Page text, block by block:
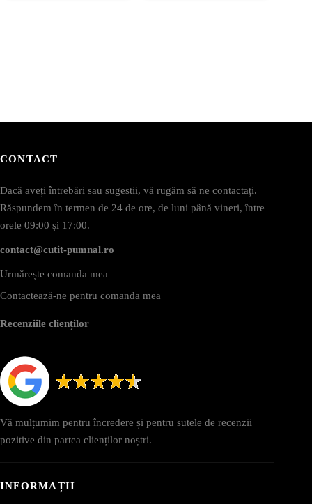
CONTACT
Dacă aveți întrebări sau sugestii, vă rugăm să ne contactați.
Răspundem în termen de 24 de ore, de luni până vineri, între
orele 09:00 și 17:00.
contact@cutit-pumnal.ro
Urmărește comanda mea
Contactează-ne pentru comanda mea
Recenziile clienților
Vă mulțumim pentru încredere și pentru sutele de recenzii
pozitive din partea clienților noștri.
INFORMAȚII